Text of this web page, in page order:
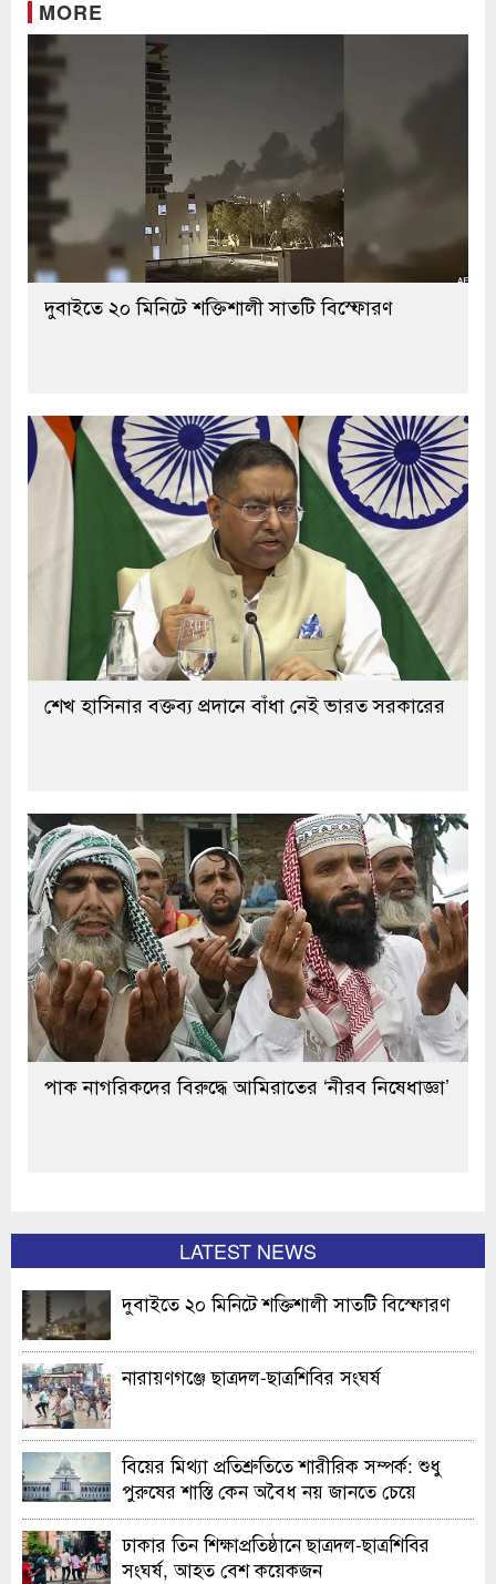
MORE
দুবাইতে ২০ মিনিটে শক্তিশালী সাতটি বিস্ফোরণ
শেখ হাসিনার বক্তব্য প্রদানে বাঁধা নেই ভারত সরকারের
পাক নাগরিকদের বিরুদ্ধে আমিরাতের ‘নীরব নিষেধাজ্ঞা’
LATEST NEWS
দুবাইতে ২০ মিনিটে শক্তিশালী সাতটি বিস্ফোরণ
নারায়ণগঞ্জে ছাত্রদল-ছাত্রশিবির সংঘর্ষ
বিয়ের মিথ্যা প্রতিশ্রুতিতে শারীরিক সম্পর্ক: শুধু
পুরুষের শাস্তি কেন অবৈধ নয় জানতে চেয়ে
হাইকোর্টের রুল
ঢাকার তিন শিক্ষাপ্রতিষ্ঠানে ছাত্রদল-ছাত্রশিবির
সংঘর্ষ, আহত বেশ কয়েকজন